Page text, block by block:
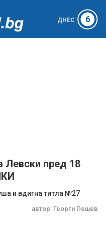
ДНЕС 6
Левски пред 18
и вдигна титла №27
автор: Георги Пешев